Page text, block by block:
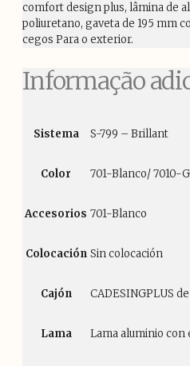
comfort design plus, lâmina de
poliuretano, gaveta de 195 mm
cegos Para o exterior.
Informação
Sistema S-799 – Brillant
Color 701-Blanco/ 7010-
Accesorios 701-Blanco
Colocación Sin colocación
Cajón CADESINGPLUS
Lama Lama aluminio con